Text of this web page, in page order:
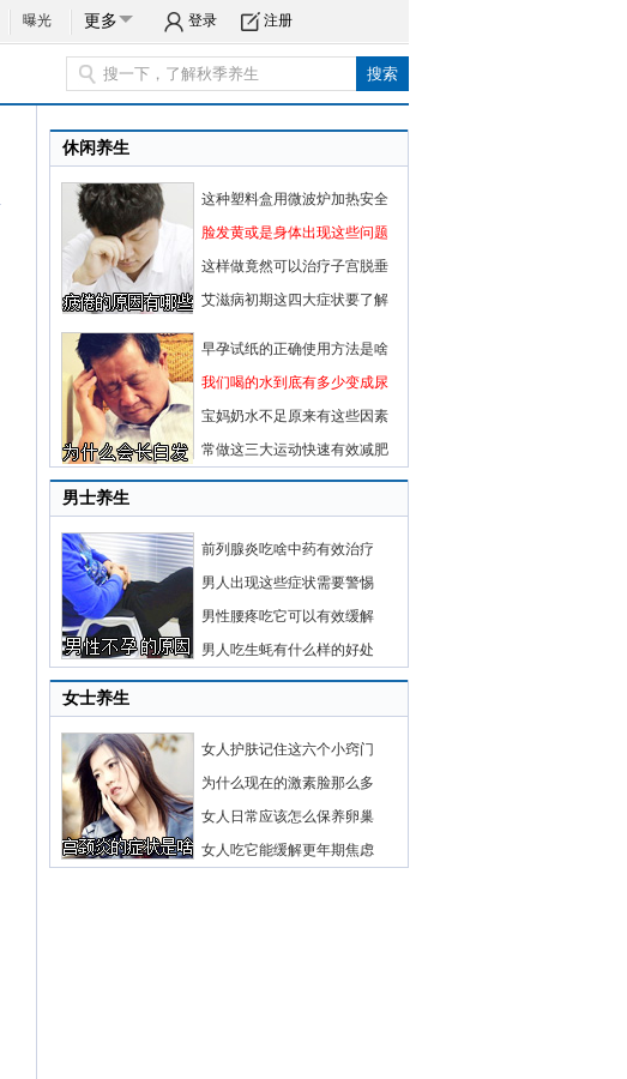
曝光 更多 登录 注册
休闲养生
这种塑料盒用微波炉加热安全
脸发黄或是身体出现这些问题
这样做竟然可以治疗子宫脱垂
艾滋病初期这四大症状要了解
早孕试纸的正确使用方法是啥
我们喝的水到底有多少变成尿
宝妈奶水不足原来有这些因素
常做这三大运动快速有效减肥
男士养生
前列腺炎吃啥中药有效治疗
男人出现这些症状需要警惕
男性腰疼吃它可以有效缓解
男人吃生蚝有什么样的好处
女士养生
女人护肤记住这六个小窍门
为什么现在的激素脸那么多
女人日常应该怎么保养卵巢
女人吃它能缓解更年期焦虑